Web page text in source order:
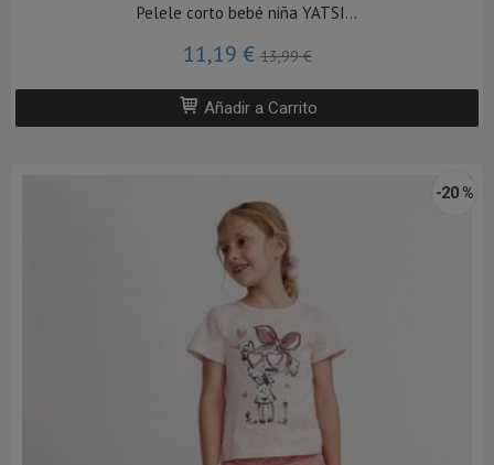
Pelele corto bebé niña YATSI...
11,19 €13,99 €
Añadir a Carrito
-20 %